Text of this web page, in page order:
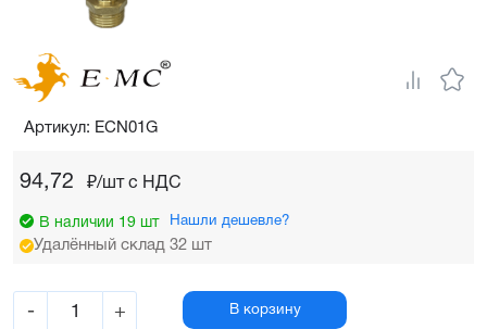
94,72 ₽/шт c НДС
В наличии 19 шт Нашли дешевле?
Удалённый склад 32 шт
- + В корзину
Артикул: ECN01G